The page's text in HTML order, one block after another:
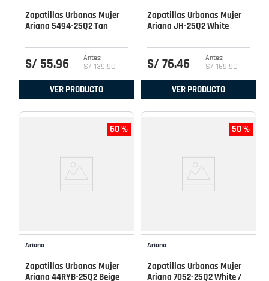
Zapatillas Urbanas Mujer
Ariana 5494-25Q2 Tan
S/ 55.96 S/ 139.90
VER PRODUCTO
Zapatillas Urbanas Mujer
Ariana JH-25Q2 White
S/ 76.46 S/ 169.90
VER PRODUCTO
60 %
Ariana
Zapatillas Urbanas Mujer
Ariana 44RYB-25Q2 Beige
50 %
Ariana
Zapatillas Urbanas Mujer
Ariana 7052-25Q2 White /